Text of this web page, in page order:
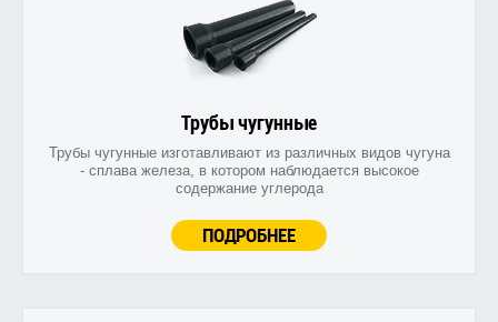
Трубы чугунные
Трубы чугунные изготавливают из различных видов чугуна
- сплава железа, в котором наблюдается высокое
содержание углерода
ПОДРОБНЕЕ